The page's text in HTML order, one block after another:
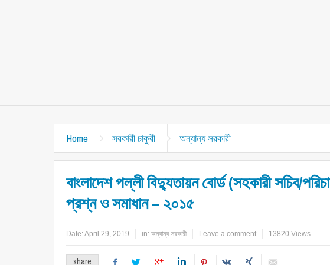
Home সরকারী চাকুরী অন্যান্য সরকারী
বাংলাদেশ পল্লী বিদ্যুতায়ন বোর্ড (সহকারী সচিব/
প্রশ্ন ও সমাধান – ২০১৫
Date:April 29, 2019 in: অন্যান্য সরকারী Leave a comment 13820 Views
share